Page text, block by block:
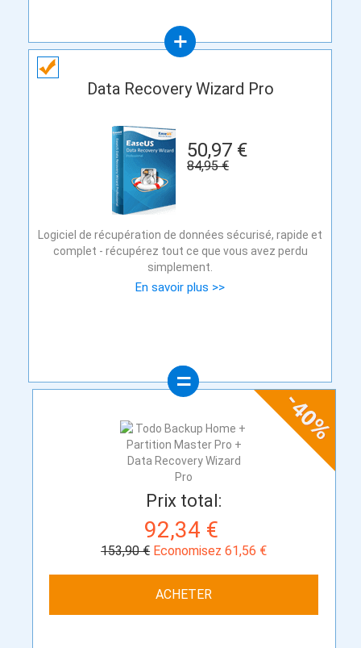
Data Recovery Wizard Pro
50,97 €
84,95 €
Logiciel de récupération de données sécurisé, rapide et
complet - récupérez tout ce que vous avez perdu
simplement.
En savoir plus >>
Prix total:
92,34 €
153,90 € Economisez 61,56 €
ACHETER